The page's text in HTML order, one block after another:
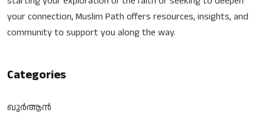
your connection, Muslim Path offers resources, insights, and
community to support you along the way.
Categories
ഖുർആൻ